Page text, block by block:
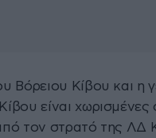
Βόρειου Κίβου και η
είναι χωρισμένες
τον στρατό της ΛΔ